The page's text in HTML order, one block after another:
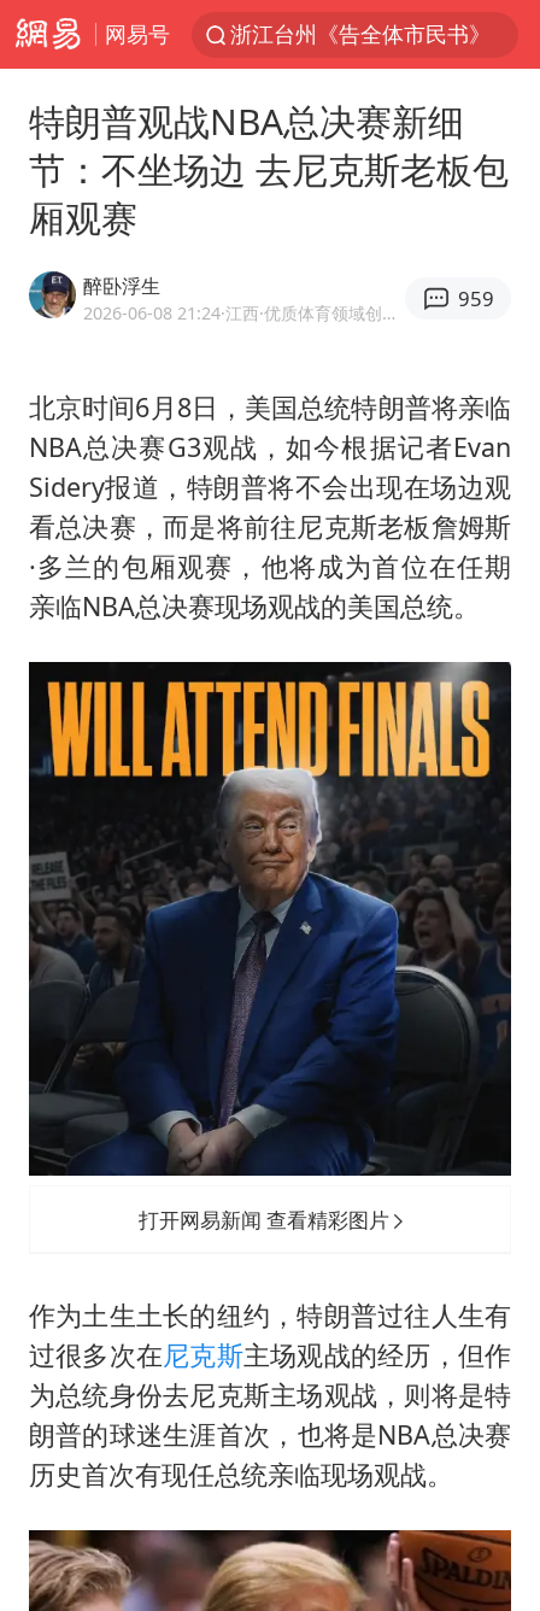
网易号
浙江台州《告全体市民书》
四川宜宾3.4级地震
网约车司机充电时猝死保险拒赔
多所高校取消艺考
伊斯兰版北约来了吗
上半年国内居民出游人次34.63亿
22岁女生独闯南太行失联12天
薛之谦杭州站演唱会取消
张本智和：零封向鹏不意外
“准2万亿”之城点名支持三所大学
习近平心系体育强国建设
特朗普观战NBA总决赛新细
节：不坐场边 去尼克斯老板包
厢观赛
醉卧浮生
2026-06-08 21:24·江西 ·优质体育领域创作者
959
北京时间6月8日，美国总统特朗普将亲临
NBA总决赛G3观战，如今根据记者Evan
Sidery报道，特朗普将不会出现在场边观
看总决赛，而是将前往尼克斯老板詹姆斯
·多兰的包厢观赛，他将成为首位在任期
亲临NBA总决赛现场观战的美国总统。
打开网易新闻 查看精彩图片
作为土生土长的纽约，特朗普过往人生有
过很多次在尼克斯主场观战的经历，但作
为总统身份去尼克斯主场观战，则将是特
朗普的球迷生涯首次，也将是NBA总决赛
历史首次有现任总统亲临现场观战。